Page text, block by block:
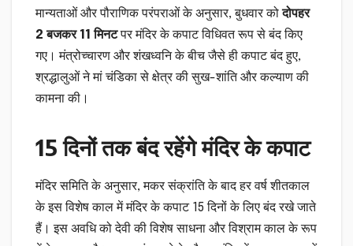
मान्यताओं और पौराणिक परंपराओं के अनुसार, बुधवार कोदोपहर
2 बजकर 11 मिनटपर मंदिर के कपाट विधिवत रूप से बंद किए
गए। मंत्रोच्चारण और शंखध्वनि के बीच जैसे ही कपाट बंद हुए,
श्रद्धालुओं ने मां चंडिका से क्षेत्र की सुख-शांति और कल्याण की
कामना की।
15 दिनों तक बंद रहेंगे मंदिर के कपाट
मंदिर समिति के अनुसार, मकर संक्रांति के बाद हर वर्ष शीतकाल
के इस विशेष काल में मंदिर के कपाट 15 दिनों के लिए बंद रखे जाते
हैं। इस अवधि को देवी की विशेष साधना और विश्राम काल के रूप